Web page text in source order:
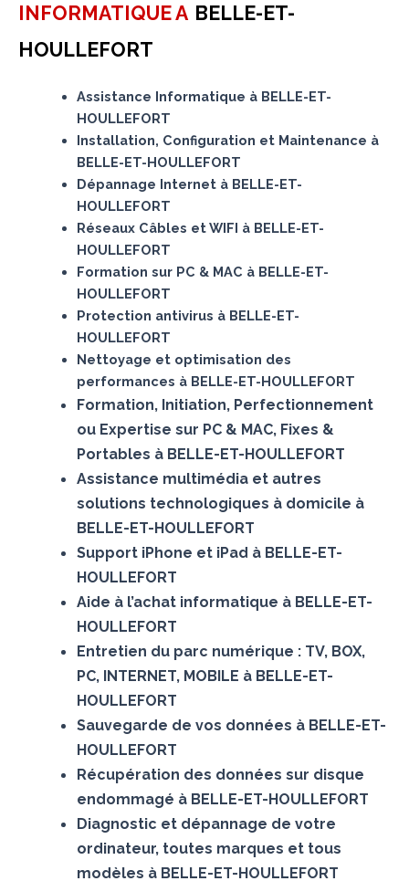
INFORMATIQUE A BELLE-ET-
HOULLEFORT
Assistance Informatique à BELLE-ET-
HOULLEFORT
Installation, Configuration et Maintenance à
BELLE-ET-HOULLEFORT
Dépannage Internet à BELLE-ET-
HOULLEFORT
Réseaux Câbles et WIFI à BELLE-ET-
HOULLEFORT
Formation sur PC & MAC à BELLE-ET-
HOULLEFORT
Protection antivirus à BELLE-ET-
HOULLEFORT
Nettoyage et optimisation des
performances à BELLE-ET-HOULLEFORT
Formation, Initiation, Perfectionnement
ou Expertise sur PC & MAC, Fixes &
Portables à BELLE-ET-HOULLEFORT
Assistance multimédia et autres
solutions technologiques à domicile à
BELLE-ET-HOULLEFORT
Support iPhone et iPad à BELLE-ET-
HOULLEFORT
Aide à l’achat informatique à BELLE-ET-
HOULLEFORT
Entretien du parc numérique : TV, BOX,
PC, INTERNET, MOBILE à BELLE-ET-
HOULLEFORT
Sauvegarde de vos données à BELLE-ET-
HOULLEFORT
Récupération des données sur disque
endommagé à BELLE-ET-HOULLEFORT
Diagnostic et dépannage de votre
ordinateur, toutes marques et tous
modèles à BELLE-ET-HOULLEFORT